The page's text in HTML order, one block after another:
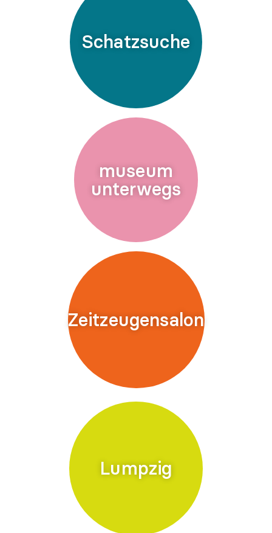
Schatzsuche
museum
unterwegs
Zeitzeugensalon
Lumpzig